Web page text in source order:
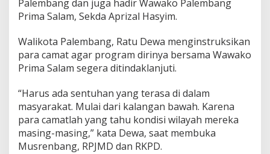
m
b
n
g
S
e
a
h
t
e
r
a
Palembang dan juga hadir Wawako Palembang
Prima Salam, Sekda Aprizal Hasyim.
Walikota Palembang, Ratu Dewa menginstruksikan
para camat agar program dirinya bersama Wawako
Prima Salam segera ditindaklanjuti.
“Harus ada sentuhan yang terasa di dalam
masyarakat. Mulai dari kalangan bawah. Karena
para camatlah yang tahu kondisi wilayah mereka
masing-masing,” kata Dewa, saat membuka
Musrenbang, RPJMD dan RKPD.